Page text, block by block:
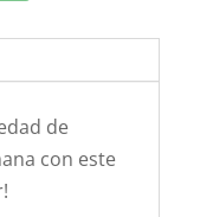
de
con este